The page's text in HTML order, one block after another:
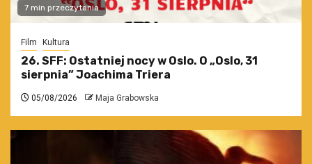
7 min przeczytania
Film Kultura
26. SFF: Ostatniej nocy w Oslo. O „Oslo, 31
sierpnia” Joachima Triera
05/08/2026 Maja Grabowska